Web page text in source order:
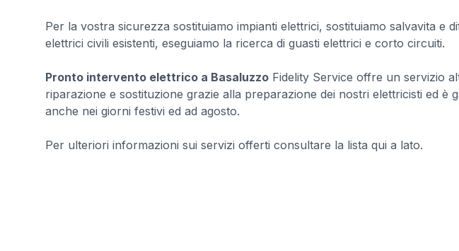
Per la vostra sicurezza sostituiamo impianti elettrici, sostituiamo salvavita e
elettrici civili esistenti, eseguiamo la ricerca di guasti elettrici e corto circuiti.
Pronto intervento elettrico a Basaluzzo Fidelity Service offre un servizio
riparazione e sostituzione grazie alla preparazione dei nostri elettricisti ed è
anche nei giorni festivi ed ad agosto.
Per ulteriori informazioni sui servizi offerti consultare la lista qui a lato.